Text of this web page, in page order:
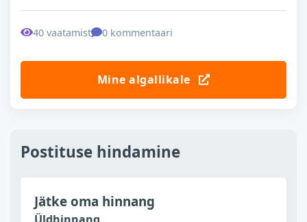
40 vaatamist 0 kommentaari
Mine algallikale
Postituse hindamine
Jätke oma hinnang
Üldhinnang